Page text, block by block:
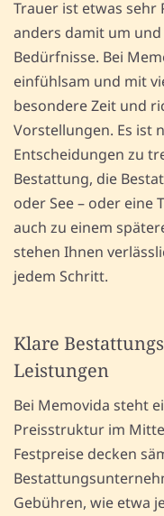
Trauer ist etwas sehr
anders damit um
Bedürfnisse. Bei
einfühlsam und mit
besondere Zeit und
Vorstellungen. Es ist
Entscheidungen zu
Bestattung, die
oder See – oder eine
auch zu einem
stehen Ihnen
jedem Schritt.
Klare
Leistungen
Bei Memovida steht
Preisstruktur im
Festpreise decken
Gebühren, wie etwa